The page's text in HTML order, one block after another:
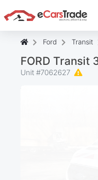
Ford Transit
FORD Transit
Unit #7062627